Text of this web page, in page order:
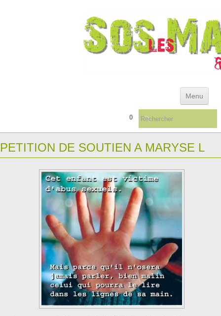
Menu
ACTUALITÉS & ARCHIVES
QUELQUES CONSEILS ...
LIVRES/TÉMOIGNAGES
LES PARTENAIRES
0
PETITION DE SOUTIEN A MARYSE L